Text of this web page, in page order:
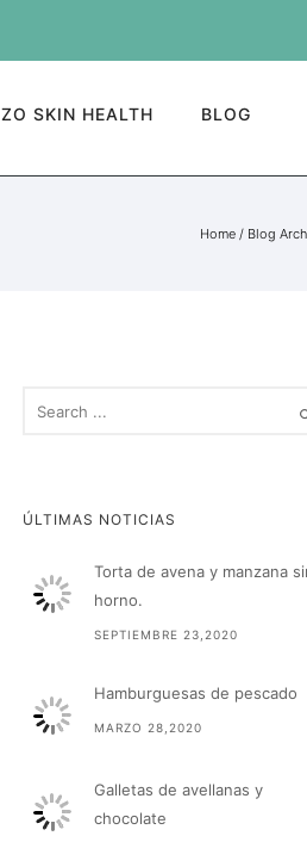
ZO SKIN HEALTH BLOG
Home / Blog
ÚLTIMAS NOTICIAS
Torta de avena y manzana
horno.
SEPTIEMBRE 23,2020
Hamburguesas de pescado
MARZO 28,2020
Galletas de avellanas y
chocolate